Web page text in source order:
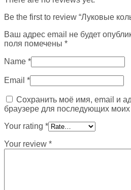
Be the first to review “Луковые
Ваш адрес email не будет
поля помечены *
Name *
Email *
Сохранить моё имя, email и
браузере для последующих
Your rating *
Your review *